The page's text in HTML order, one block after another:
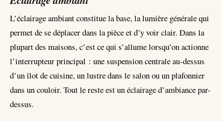
L’éclairage ambiant constitue la base, la lumière générale qui
permet de se déplacer dans la pièce et d’y voir clair. Dans la
plupart des maisons, c’est ce qui s’allume lorsqu’on actionne
l’interrupteur principal : une suspension centrale au-dessus
d’un îlot de cuisine, un lustre dans le salon ou un plafonnier
dans un couloir. Tout le reste est un éclairage d’ambiance par-
dessus.